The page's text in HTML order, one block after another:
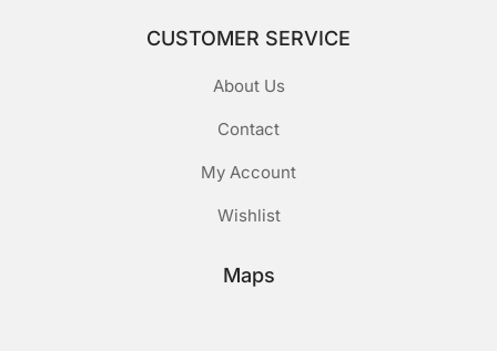
CUSTOMER SERVICE
About Us
Contact
My Account
Wishlist
Maps